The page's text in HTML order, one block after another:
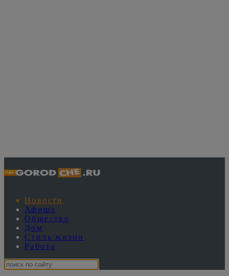
Новости
Афиша
Общество
Дом
Стиль жизни
Работа